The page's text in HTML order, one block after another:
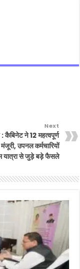
Next
कैबिनेट ने 12 महत्वपूर्ण
मंजूरी, उपनल कर्मचारियों
यात्रा से जुड़े बड़े फैसले